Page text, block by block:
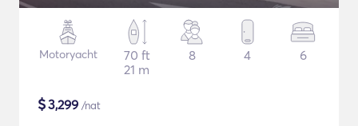
Motoryacht
70 ft
21 m
8 4 6
$3,299 /nat